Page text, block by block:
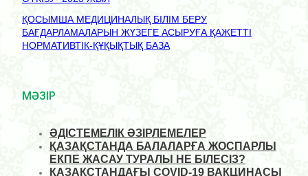
ҚОСЫМША МЕДИЦИНАЛЫҚ БІЛІМ БЕРУ
БАҒДАРЛАМАЛАРЫН ЖҮЗЕГЕ АСЫРУҒА ҚАЖЕТТІ
НОРМАТИВТІК-ҚҰҚЫҚТЫҚ БАЗА
МӘЗІР
ӘДІСТЕМЕЛІК ӘЗІРЛЕМЕЛЕР
ҚАЗАҚСТАНДА БАЛАЛАРҒА ЖОСПАРЛЫ
ЕКПЕ ЖАСАУ ТУРАЛЫ НЕ БІЛЕСІЗ?
ҚАЗАҚСТАНДАҒЫ COVID-19 ВАКЦИНАСЫ